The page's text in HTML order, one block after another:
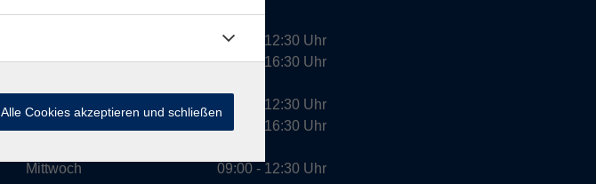
Dienstag
Mittwoch
09:00 - 12:30 Uhr
13:00 - 16:30 Uhr
10:00 - 12:30 Uhr
13:00 - 16:30 Uhr
09:00 - 12:30 Uhr
Alle Cookies akzeptieren und schließen